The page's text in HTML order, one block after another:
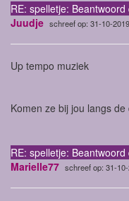
RE: spelletje: Beantwoord
Juudje schreef op: 31-10-
Up tempo muziek
Komen ze bij jou langs
RE: spelletje: Beantwoord
Marielle77 schreef op: 31-